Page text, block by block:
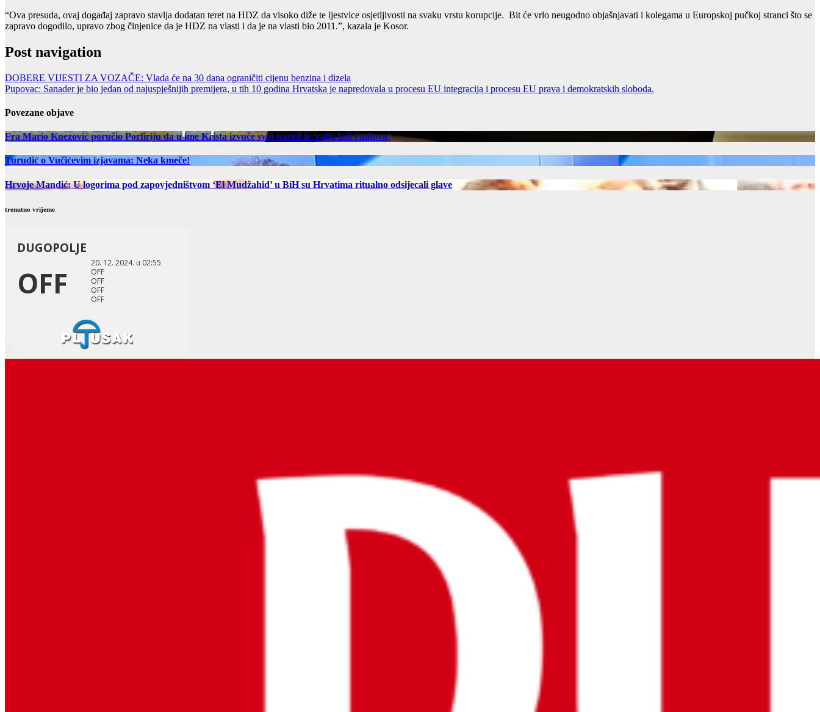
“Ova presuda, ovaj događaj zapravo stavlja dodatan teret na HDZ da visoko diže te ljestvice osjetljivosti na svaku vrstu korupcije. Bit će vrlo neugodno objašnjavati i kolegama u Europskoj pučkoj stranci što se
zapravo dogodilo, upravo zbog činjenice da je HDZ na vlasti i da je na vlasti bio 2011.”, kazala je Kosor.
Post navigation
DOBERE VIJESTI ZA VOZAČE: Vlada će na 30 dana ograničiti cijenu benzina i dizela
Pupovac: Sanader je bio jedan od najuspješnijih premijera, u tih 10 godina Hrvatska je napredovala u procesu EU integracija i procesu EU prava i demokratskih sloboda.
Povezane objave
Fra Mario Knezović poručio Porfiriju da u ime Krista izvuče svoj narod iz ‘ralja laži i mitova’
Turudić o Vučićevim izjavama: Neka kmeče!
Hrvoje Mandić: U logorima pod zapovjedništvom ‘El Mudžahid’ u BiH su Hrvatima ritualno odsijecali glave
trenutno vrijeme